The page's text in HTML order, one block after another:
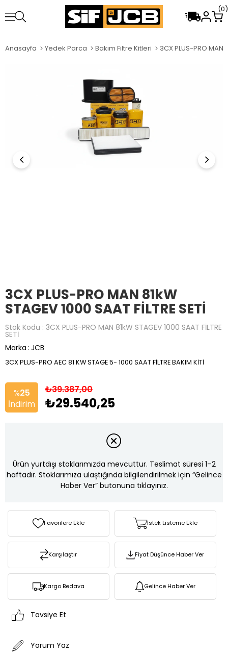
0
Anasayfa Yedek Parca Bakım Filtre Kitleri
3CX PLUS-PRO MAN 81kW
STAGEV 1000 SAAT FİLTRE SETİ
Stok Kodu 3CX PLUS-PRO MAN 81kW STAGEV 1000 SAAT FİLTRE
SETİ
Marka : JCB
3CX PLUS-PRO AEC 81 KW STAGE 5- 1000 SAAT FİLTRE BAKIM KİTİ
%25
İndirim
₺39.387,00
₺29.540,25
Ürün yurtdışı stoklarımızda mevcuttur. Teslimat süresi 1–2
haftadır. Stoklarımıza ulaştığında bilgilendirilmek için “Gelince
Haber Ver” butonuna tıklayınız.
Favorilere Ekle İstek Listeme Ekle
Karşılaştır Fiyat Düşünce Haber Ver
Kargo Bedava Gelince Haber Ver
Tavsiye Et
Yorum Yaz